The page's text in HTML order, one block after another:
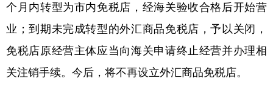
个月内转型为市内免税店，经海关验收合格后开始营
业；到期未完成转型的外汇商品免税店，予以关闭，
免税店原经营主体应当向海关申请终止经营并办理相
关注销手续。今后，将不再设立外汇商品免税店。